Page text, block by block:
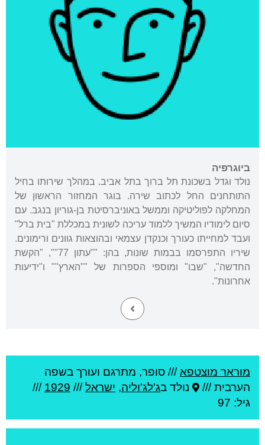
ביוגרפיה
נולד וגדל בשכונת תל ברוך בתל אביב. במהלך שירותו בחיל
התותחנים החל לכתוב שירה. בוגר המחזור הראשון של
המחלקה לפוליטיקה וממשל באוניברסיטת בן-גוריון בנגב. עם
סיום לימודיו המשיך ללמוד עריכה לשונית במכללת "בית ברל"
ועבד למחייתו כעורך וכנקדן עצמאי ובהוצאות גוונים ורימונים.
שיריו התפרסמו בבמות שונות, בהן: ""עתון 77"", "הקשת
החדשה", "שבו" ומוספי הספרות של ""הארץ"" ו"ידיעות
אחרונות".
מוראר מוצטפא /// סופר, מתרגם ועורך בשפה
הערבית ///
נולד בג'לג'וליה, ישראל///
1929
///
גיל: 97